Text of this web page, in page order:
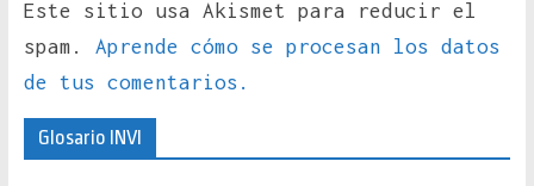
Este sitio usa Akismet para reducir el
spam. Aprende cómo se procesan los datos
de tus comentarios.
Glosario INVI